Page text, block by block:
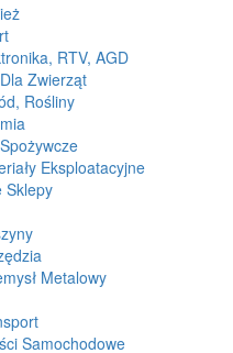
RTV, AGD
Zwierząt
Rośliny
Eksploatacyjne
Sklepy
Metalowy
Samochodowe